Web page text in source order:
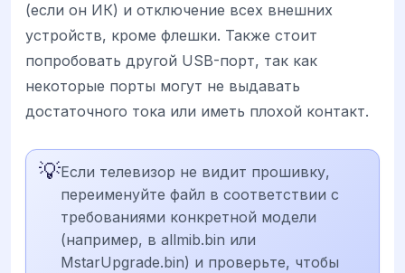
(если он ИК) и отключение всех внешних
устройств, кроме флешки. Также стоит
попробовать другой USB-порт, так как
некоторые порты могут не выдавать
достаточного тока или иметь плохой контакт.
💡Если телевизор не видит прошивку,
переименуйте файл в соответствии с
требованиями конкретной модели
(например, в allmib.bin или
MstarUpgrade.bin) и проверьте, чтобы